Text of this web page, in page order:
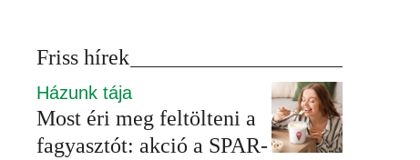
Friss hírek
Házunk tája
Most éri meg feltölteni a
fagyasztót: akció a SPAR-